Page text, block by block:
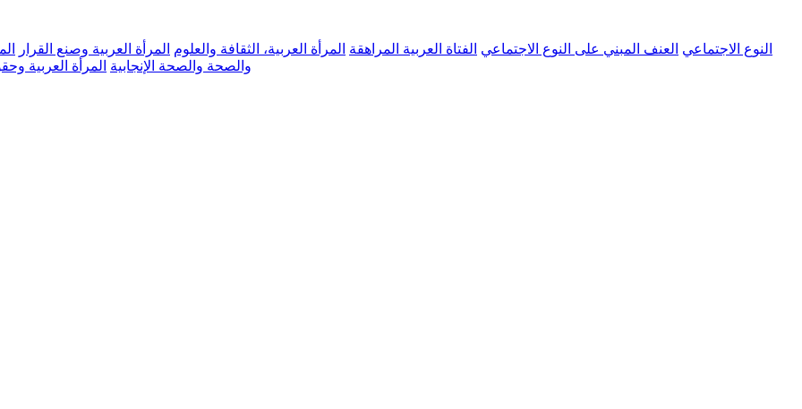
النوع الاجتماعي العنف المبني على النوع الاجتماعي الفتاة العربية المراهقة المرأة العربية، الثقافة والعلوم المرأة العربية وصنع القرار
والصحة والصحة الإنجابية المرأة العربية